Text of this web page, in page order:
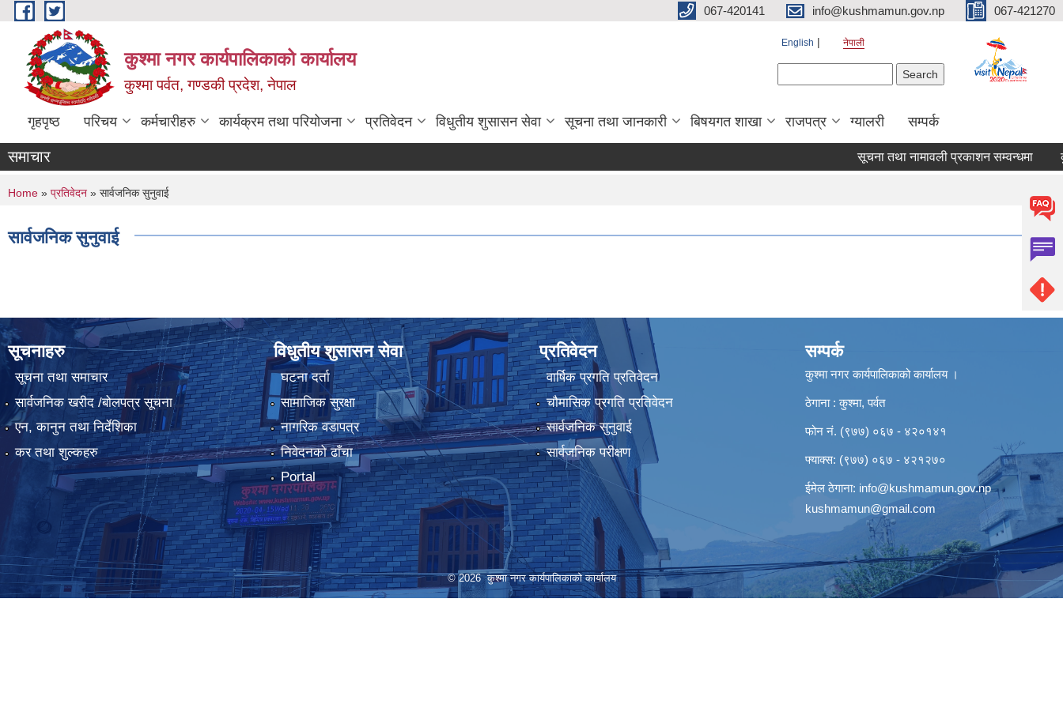
Skip to main content 067-420141 info@kushmamun.gov.np 067-421270
कुश्मा नगर कार्यपालिकाको कार्यालय
कुश्मा पर्वत, गण्डकी प्रदेश, नेपाल
English नेपाली
गृहपृष्ठ परिचय कर्मचारीहरु कार्यक्रम तथा परियोजना प्रतिवेदन विधुतीय शुसासन सेवा सूचना तथा जानकारी बिषयगत शाखा राजपत्र ग्यालरी सम्पर्क
समाचार सूचना तथा नामावली प्रकाशन सम्वन्धमा
You are here
Home » प्रतिवेदन » सार्वजनिक सुनुवाई
सार्वजनिक सुनुवाई
सूचनाहरु
सूचना तथा समाचार
सार्वजनिक खरीद /बोलपत्र सूचना
एन, कानुन तथा निर्देशिका
कर तथा शुल्कहरु
विधुतीय शुसासन सेवा
घटना दर्ता
सामाजिक सुरक्षा
नागरिक वडापत्र
निवेदनको ढाँचा
Portal
प्रतिवेदन
वार्षिक प्रगति प्रतिवेदन
चौमासिक प्रगति प्रतिवेदन
सार्वजनिक सुनुवाई
सार्वजनिक परीक्षण
सम्पर्क
कुश्मा नगर कार्यपालिकाको कार्यालय ।
ठेगाना : कुश्मा, पर्वत
फोन नं. (९७७) ०६७ - ४२०१४१
फ्याक्स: (९७७) ०६७ - ४२१२७०
ईमेल ठेगाना: info@kushmamun.gov.np
kushmamun@gmail.com
© 2026 कुश्मा नगर कार्यपालिकाको कार्यालय